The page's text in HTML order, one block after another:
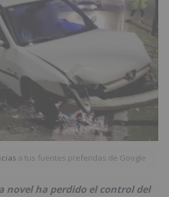
a tus fuentes preferidas de Google
novel ha perdido el control del